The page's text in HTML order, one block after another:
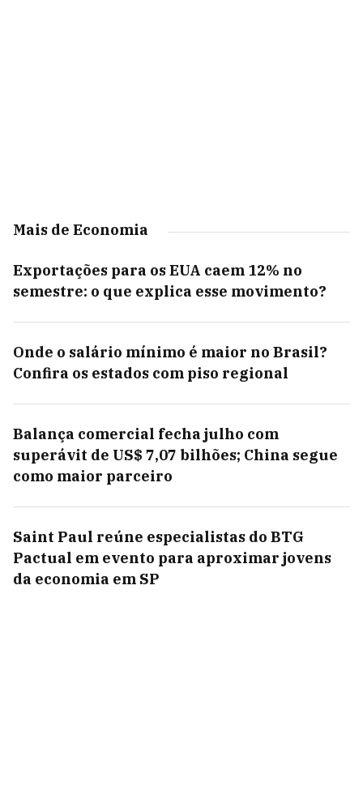
Mais de Economia
Exportações para os EUA caem 12% no
semestre: o que explica esse movimento?
Onde o salário mínimo é maior no Brasil?
Confira os estados com piso regional
Balança comercial fecha julho com
superávit de US$ 7,07 bilhões; China segue
como maior parceiro
Saint Paul reúne especialistas do BTG
Pactual em evento para aproximar jovens
da economia em SP